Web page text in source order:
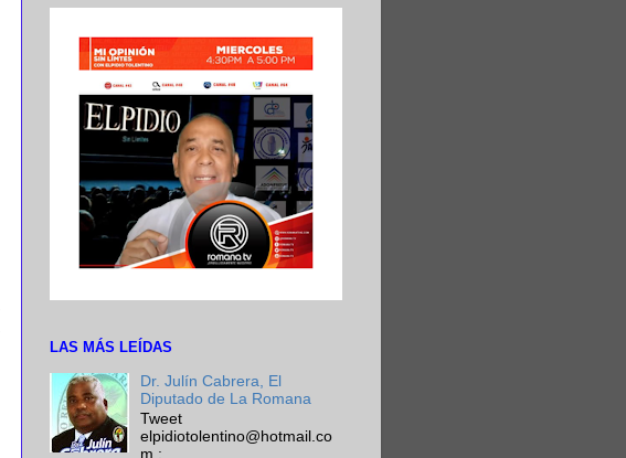
LAS MÁS LEÍDAS
Dr. Julín Cabrera, El
Diputado de La Romana
Tweet
elpidiotolentino@hotmail.co
m ;